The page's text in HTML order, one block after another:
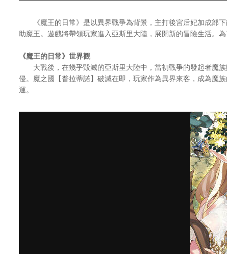
《魔王的日常》是以異界戰爭為背景，主打後宮后妃加成部下
助魔王。遊戲將帶領玩家進入亞斯里大陸，展開新的冒險生活。
《魔王的日常》世界觀
大戰後，在幾乎毀滅的亞斯里大陸中，當初戰爭的發起者魔族
侵。魔之國【普拉蒂諾】破滅在即，玩家作為異界來客，成為魔
運。